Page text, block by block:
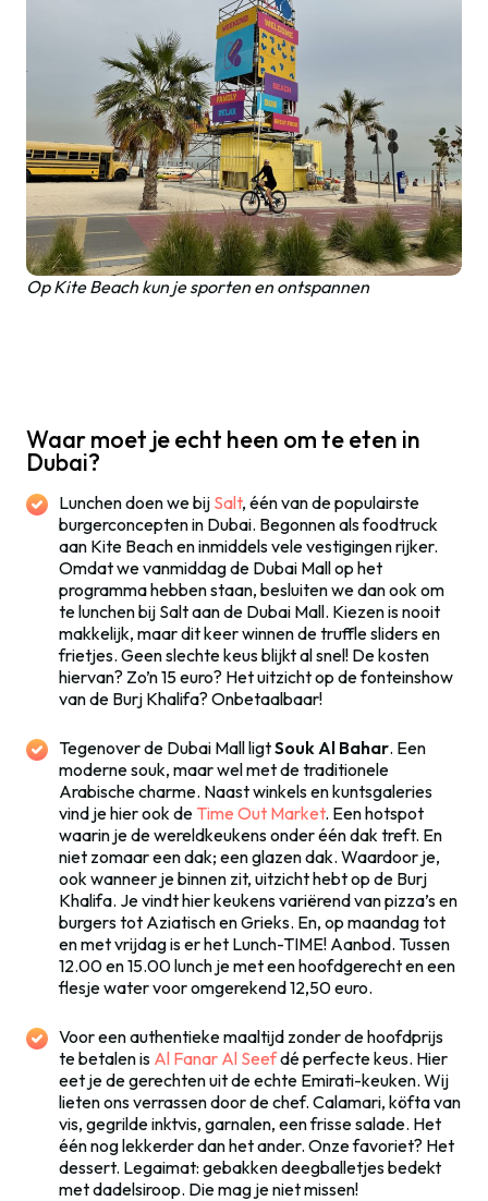
Op Kite Beach kun je sporten en ontspannen
Waar moet je echt heen om te eten in
Dubai?
Lunchen doen we bij Salt, één van de populairste
burgerconcepten in Dubai. Begonnen als foodtruck
aan Kite Beach en inmiddels vele vestigingen rijker.
Omdat we vanmiddag de Dubai Mall op het
programma hebben staan, besluiten we dan ook om
te lunchen bij Salt aan de Dubai Mall. Kiezen is nooit
makkelijk, maar dit keer winnen de truffle sliders en
frietjes. Geen slechte keus blijkt al snel! De kosten
hiervan? Zo’n 15 euro? Het uitzicht op de fonteinshow
van de Burj Khalifa? Onbetaalbaar!
Tegenover de Dubai Mall ligtSouk Al Bahar. Een
moderne souk, maar wel met de traditionele
Arabische charme. Naast winkels en kuntsgaleries
vind je hier ook de Time Out Market. Een hotspot
waarin je de wereldkeukens onder één dak treft. En
niet zomaar een dak; een glazen dak. Waardoor je,
ook wanneer je binnen zit, uitzicht hebt op de Burj
Khalifa. Je vindt hier keukens variërend van pizza’s en
burgers tot Aziatisch en Grieks. En, op maandag tot
en met vrijdag is er het Lunch-TIME! Aanbod. Tussen
12.00 en 15.00 lunch je met een hoofdgerecht en een
flesje water voor omgerekend 12,50 euro.
Voor een authentieke maaltijd zonder de hoofdprijs
te betalen is Al Fanar Al Seefdé perfecte keus. Hier
eet je de gerechten uit de echte Emirati-keuken. Wij
lieten ons verrassen door de chef. Calamari, köfta van
vis, gegrilde inktvis, garnalen, een frisse salade. Het
één nog lekkerder dan het ander. Onze favoriet? Het
dessert. Legaimat: gebakken deegballetjes bedekt
met dadelsiroop. Die mag je niet missen!